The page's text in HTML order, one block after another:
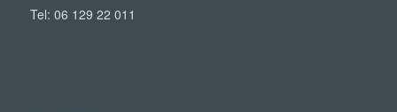
Tel: 06 129 22 011